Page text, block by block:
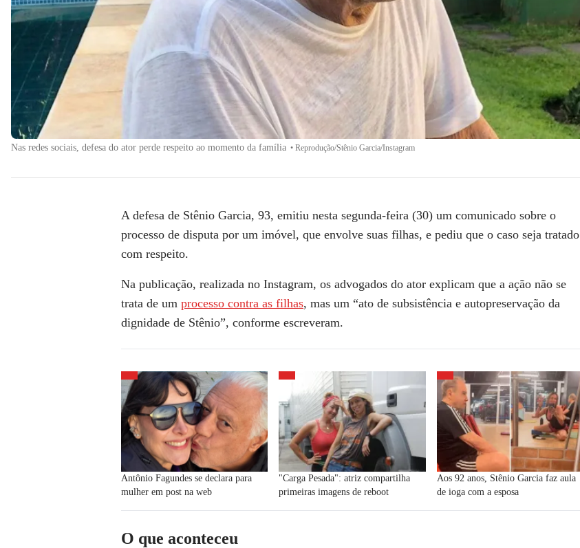
Nas redes sociais, defesa do ator perde respeito ao momento da família • Reprodução/Stênio Garcia/Instagram
A defesa de Stênio Garcia, 93, emitiu nesta segunda-feira (30) um comunicado sobre o
processo de disputa por um imóvel, que envolve suas filhas, e pediu que o caso seja tratado
com respeito.
Na publicação, realizada no Instagram, os advogados do ator explicam que a ação não se
trata de um processo contra as filhas, mas um “ato de subsistência e autopreservação da
dignidade de Stênio”, conforme escreveram.
Antônio Fagundes se declara para
mulher em post na web
"Carga Pesada": atriz compartilha
primeiras imagens de reboot
Aos 92 anos, Stênio Garcia faz aula
de ioga com a esposa
O que aconteceu